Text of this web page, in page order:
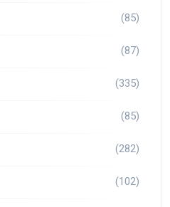
(85)
(87)
(335)
(85)
(282)
(102)